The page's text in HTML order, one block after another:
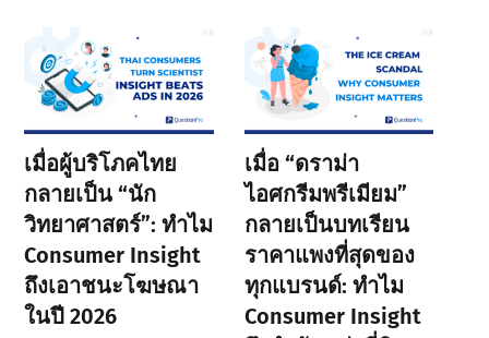
เมื่อผู้บริโภคไทย
กลายเป็น “นัก
วิทยาศาสตร์”: ทำไม
Consumer Insight
ถึงเอาชนะโฆษณา
ในปี 2026
เมื่อ “ดราม่า
ไอศกรีมพรีเมียม”
กลายเป็นบทเรียน
ราคาแพงที่สุดของ
ทุกแบรนด์: ทำไม
Consumer Insight